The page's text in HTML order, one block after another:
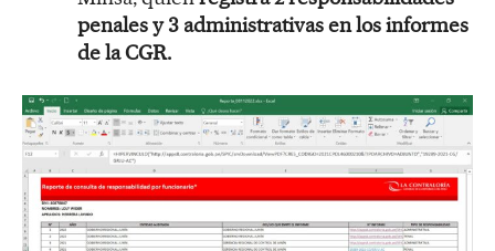
penales y 3 administrativas en los informes
de la CGR.